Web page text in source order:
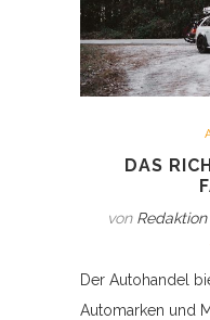
DAS
von Redaktion
Der Autohandel
Automarken und